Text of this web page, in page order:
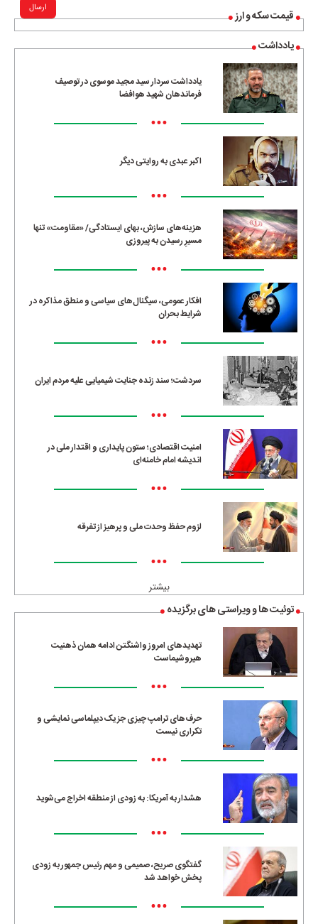
قیمت سکه و ارز
یادداشت
یادداشت سردار سید مجید موسوی در توصیف
فرماندهان شهید هوافضا
•••
اکبر عبدی به روایتی دیگر
•••
هزینه‌های سازش، بهای ایستادگی/ «مقاومت» تنها
مسیرِ رسیدن به پیروزی
•••
افکار عمومی، سیگنال‌های سیاسی و منطق مذاکره در
شرایط بحران
•••
سردشت؛ سند زنده جنایت شیمیایی علیه مردم ایران
•••
امنیت اقتصادی؛ ستون پایداری و اقتدار ملی در
اندیشه امام خامنه‌ای
•••
لزوم حفظ وحدت ملی و پرهیز از تفرقه
•••
بیشتر
توئیت ها و ویراستی های برگزیده
تهدیدهای امروز واشنگتن ادامه همان ذهنیت
هیروشیماست
•••
حرف‌های ترامپ چیزی جز یک دیپلماسی نمایشی و
تکراری نیست
•••
هشدار به آمریکا: به زودی از منطقه اخراج می‌شوید
•••
گفتگوی صریح، صمیمی و مهم رئیس جمهور به زودی
پخش خواهد شد
•••
ارسال